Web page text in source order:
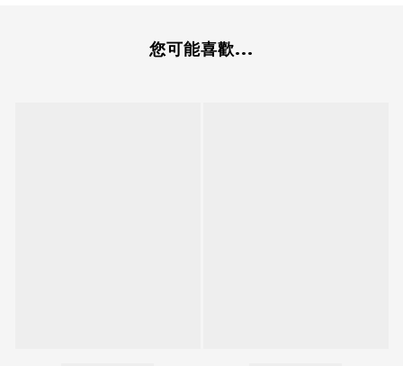
您可能喜歡...